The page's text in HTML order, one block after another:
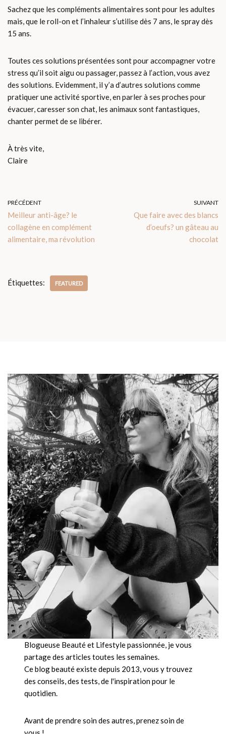
Sachez que les compléments alimentaires sont pour les adultes
mais, que le roll-on et l’inhaleur s’utilise dès 7 ans, le spray dès
15 ans.
Toutes ces solutions présentées sont pour accompagner votre
stress qu’il soit aigu ou passager, passez à l’action, vous avez
des solutions. Evidemment, il y’a d’autres solutions comme
pratiquer une activité sportive, en parler à ses proches pour
évacuer, caresser son chat, les animaux sont fantastiques,
chanter permet de se libérer.
À très vite,
Claire
PRÉCÉDENT
Meilleur anti-âge? le
collagène en complément
alimentaire, ma révolution
SUIVANT
Que faire avec des blancs
d’oeufs? un gâteau au
chocolat
Étiquettes: FEATURED
Blogueuse Beauté et Lifestyle passionnée, je vous
partage des articles toutes les semaines.
Ce blog beauté existe depuis 2013, vous y trouvez
des conseils, des tests, de l'inspiration pour le
quotidien.
Avant de prendre soin des autres, prenez soin de